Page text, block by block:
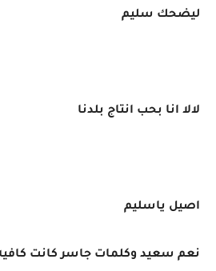
ليضحك سليم
لالا انا بحب انتاج بلدنا
اصيل ياسليم
نعم سعيد وكلمات جاسر كانت كافيه